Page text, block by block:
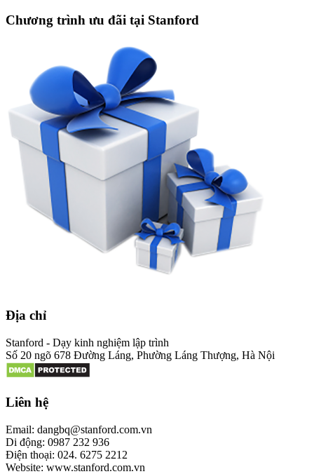
Chương trình ưu đãi tại Stanford
Địa chỉ
Stanford - Dạy kinh nghiệm lập trình
Số 20 ngõ 678 Đường Láng, Phường Láng Thượng, Hà Nội
Liên hệ
Email: dangbq@stanford.com.vn
Di động: 0987 232 936
Điện thoại: 024. 6275 2212
Website: www.stanford.com.vn